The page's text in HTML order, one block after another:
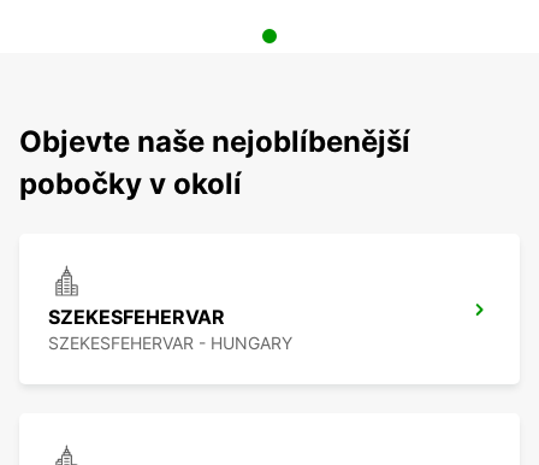
Objevte naše nejoblíbenější
pobočky v okolí
SZEKESFEHERVAR
SZEKESFEHERVAR - HUNGARY